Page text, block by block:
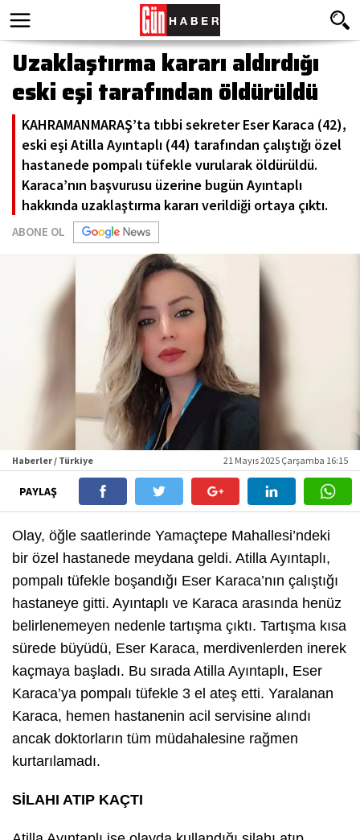
Uzaklaştırma kararı aldırdığı
eski eşi tarafından öldürüldü
KAHRAMANMARAŞ’ta tıbbi sekreter Eser Karaca (42),
eski eşi Atilla Ayıntaplı (44) tarafından çalıştığı özel
hastanede pompalı tüfekle vurularak öldürüldü.
Karaca’nın başvurusu üzerine bugün Ayıntaplı
hakkında uzaklaştırma kararı verildiği ortaya çıktı.
ABONE OL
Haberler / Türkiye 21 Mayıs 2025 Çarşamba 16:15
PAYLAŞ
Olay, öğle saatlerinde Yamaçtepe Mahallesi’ndeki
bir özel hastanede meydana geldi. Atilla Ayıntaplı,
pompalı tüfekle boşandığı Eser Karaca’nın çalıştığı
hastaneye gitti. Ayıntaplı ve Karaca arasında henüz
belirlenemeyen nedenle tartışma çıktı. Tartışma kısa
sürede büyüdü, Eser Karaca, merdivenlerden inerek
kaçmaya başladı. Bu sırada Atilla Ayıntaplı, Eser
Karaca’ya pompalı tüfekle 3 el ateş etti. Yaralanan
Karaca, hemen hastanenin acil servisine alındı
ancak doktorların tüm müdahalesine rağmen
kurtarılamadı.
SİLAHI ATIP KAÇTI